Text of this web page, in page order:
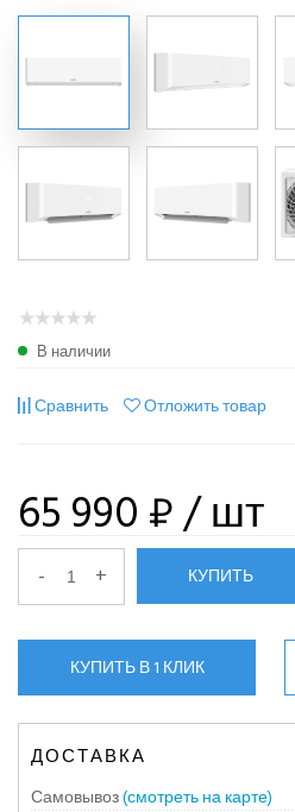
В наличии
Сравнить Отложить товар
65 990 ₽/ шт
- + КУПИТЬ
КУПИТЬ В 1 КЛИК
ДОСТАВКА
Самовывоз(смотреть на карте)